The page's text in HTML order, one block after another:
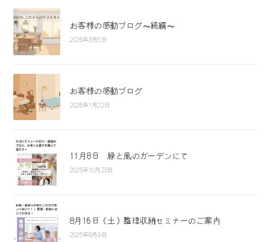
お客様の感動ブログ〜続編〜
2026年3月5日
お客様の感動ブログ
2026年1月22日
11月8日 緑と風のガーデンにて
2025年10月23日
8月16日（土）整理収納セミナーのご案内
2025年8月9日